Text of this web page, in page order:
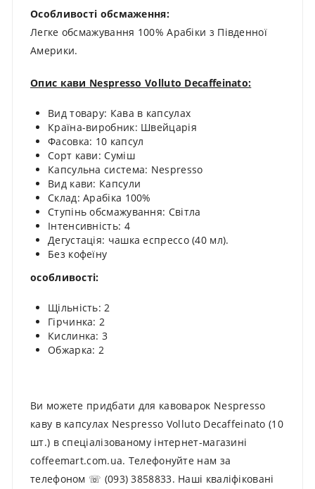
Особливості обсмаження:
Легке обсмажування 100% Арабіки з Південної
Америки.
Опис кави Nespresso Volluto Decaffeinato:
Вид товару: Кава в капсулах
Країна-виробник: Швейцарія
Фасовка: 10 капсул
Сорт кави: Суміш
Капсульна система: Nespresso
Вид кави: Капсули
Склад: Арабіка 100%
Ступінь обсмажування: Світла
Інтенсивність: 4
Дегустація: чашка еспрессо (40 мл).
Без кофеїну
особливості:
Щільність: 2
Гірчинка: 2
Кислинка: 3
Обжарка: 2
Ви можете придбати для кавоварок Nespresso
каву в капсулах Nespresso Volluto Decaffeinato (10
шт.) в спеціалізованому інтернет-магазині
coffeemart.com.ua. Телефонуйте нам за
телефоном ☏ (093) 3858833. Наші кваліфіковані